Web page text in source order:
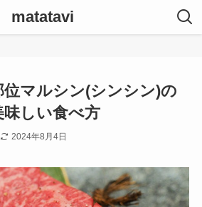
matatavi
位マルシン(シンシン)の
味しい食べ方
2024年8月4日